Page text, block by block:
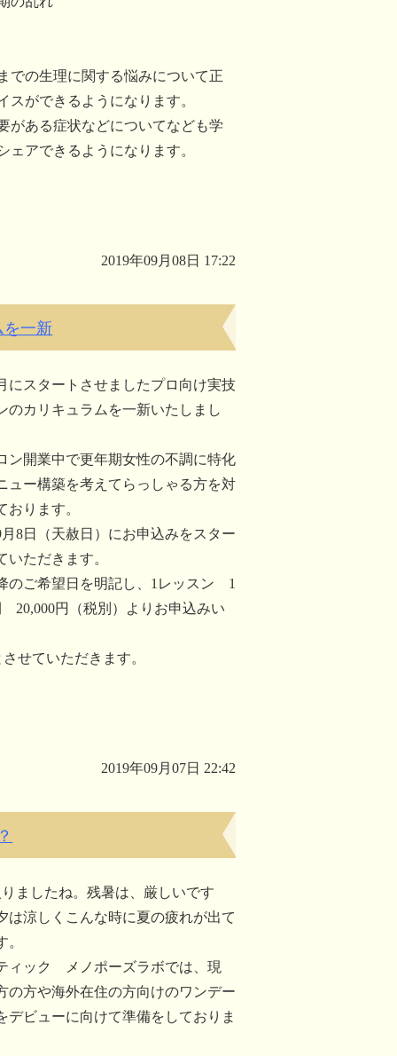
での生理に関する悩みについて正
ができるようになります。
がある症状などについてなども学
アできるようになります。
2019年09月08日 17:22
を一新
にスタートさせましたプロ向け実技
のカリキュラムを一新いたしまし
ン開業中で更年期女性の不調に特化
ュー構築を考えてらっしゃる方を対
おります。
月8日（天赦日）にお申込みをスター
いただきます。
のご希望日を明記し、1レッスン 1
20,000円（税別）よりお申込みい
せていただきます。
2019年09月07日 22:42
ましたね。残暑は、厳しいです
は涼しくこんな時に夏の疲れが出て
。
ィック メノポーズラボでは、現
方や海外在住の方向けのワンデー
デビューに向けて準備をしておりま